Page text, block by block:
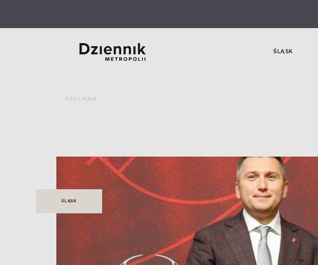
ŚLĄSK
REKLAMA
ŚLĄSK